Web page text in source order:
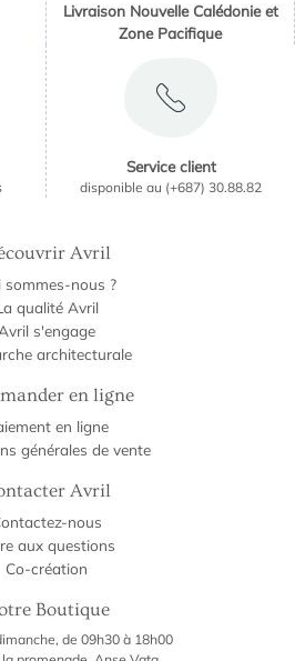
Livraison Nouvelle Calédonie et
Zone Pacifique
Service client
disponible au (+687) 30.88.82
Avril
sommes-nous ?
qualité Avril
Avril s'engage
architecturale
en ligne
en ligne
générales de vente
Avril
nous
aux questions
Co-création
Boutique
de 09h30 à 18h00